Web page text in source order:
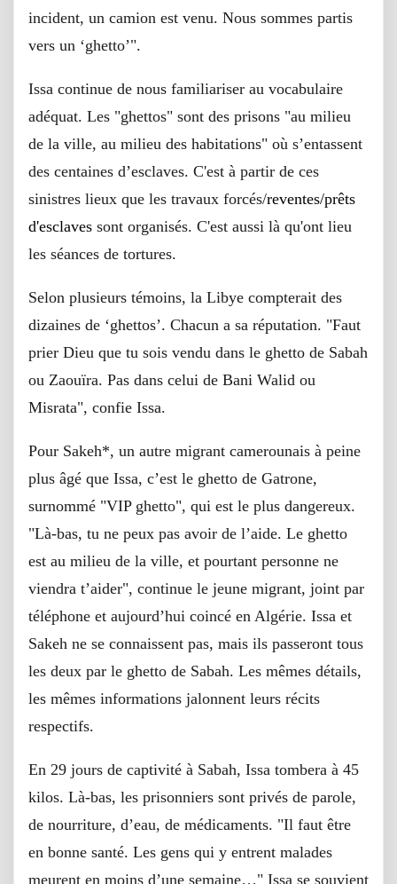
incident, un camion est venu. Nous sommes partis
vers un ‘ghetto’".
Issa continue de nous familiariser au vocabulaire
adéquat. Les "ghettos" sont des prisons "au milieu
de la ville, au milieu des habitations" où s’entassent
des centaines d’esclaves. C'est à partir de ces
sinistres lieux que les travaux forcés/reventes/prêts
d'esclaves sont organisés. C'est aussi là qu'ont lieu
les séances de tortures.
Selon plusieurs témoins, la Libye compterait des
dizaines de ‘ghettos’. Chacun a sa réputation. "Faut
prier Dieu que tu sois vendu dans le ghetto de Sabah
ou Zaouïra. Pas dans celui de Bani Walid ou
Misrata", confie Issa.
Pour Sakeh*, un autre migrant camerounais à peine
plus âgé que Issa, c’est le ghetto de Gatrone,
surnommé "VIP ghetto", qui est le plus dangereux.
"Là-bas, tu ne peux pas avoir de l’aide. Le ghetto
est au milieu de la ville, et pourtant personne ne
viendra t’aider", continue le jeune migrant, joint par
téléphone et aujourd’hui coincé en Algérie. Issa et
Sakeh ne se connaissent pas, mais ils passeront tous
les deux par le ghetto de Sabah. Les mêmes détails,
les mêmes informations jalonnent leurs récits
respectifs.
En 29 jours de captivité à Sabah, Issa tombera à 45
kilos. Là-bas, les prisonniers sont privés de parole,
de nourriture, d’eau, de médicaments. "Il faut être
en bonne santé. Les gens qui y entrent malades
meurent en moins d’une semaine…" Issa se souvient